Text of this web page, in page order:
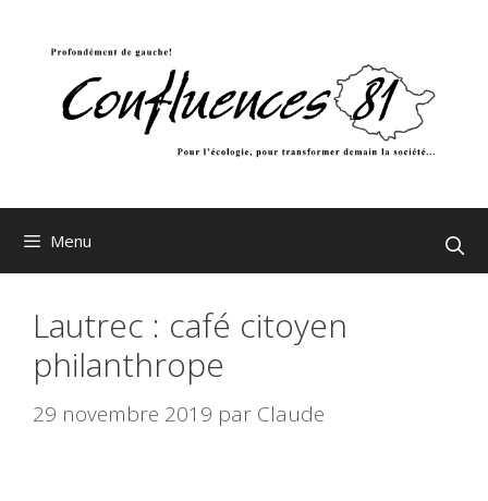
Menu
Lautrec : café citoyen
philanthrope
29 novembre 2019 par Claude